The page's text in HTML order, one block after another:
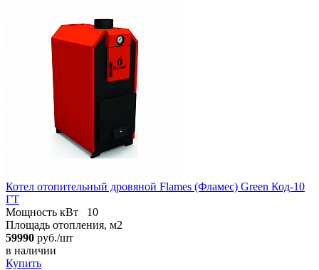
Котел отопительный дровяной Flames (Фламес) Green Код-10
ГТ
Мощность кВт
10
Площадь отопления, м2
59990 руб./шт
в наличии
Купить